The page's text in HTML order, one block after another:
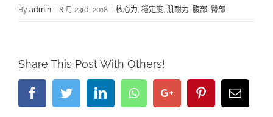
By admin 8 月 23rd, 2018 核心力, 穩定度, 肌耐力, 腹部, 臀部
Share This Post With Others!
FacebookTwitterLinkedInWhatsappGoogle+ PinterestEmail